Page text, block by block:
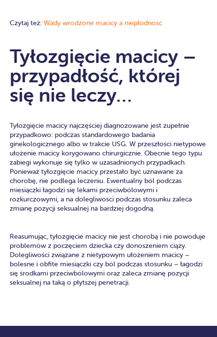
Czytaj też: Wady wrodzone macicy a niepłodność
Tyłozgięcie macicy –
przypadłość, której
się nie leczy…
Tyłozgięcie macicy najczęściej diagnozowane jest zupełnie
przypadkowo: podczas standardowego badania
ginekologicznego albo w trakcie USG. W przeszłości nietypowe
ułożenie macicy korygowano chirurgicznie. Obecnie tego typu
zabiegi wykonuje się tylko w uzasadnionych przypadkach.
Ponieważ tyłozgięcie macicy przestało być uznawane za
chorobę, nie podlega leczeniu. Ewentualny ból podczas
miesiączki łagodzi się lekami przeciwbólowymi i
rozkurczowymi, a na dolegliwości podczas stosunku zaleca
zmianę pozycji seksualnej na bardziej dogodną.
Reasumując, tyłozgięcie macicy nie jest chorobą i nie powoduje
problemów z poczęciem dziecka czy donoszeniem ciąży.
Dolegliwości związane z nietypowym ułożeniem macicy –
bolesne i obfite miesiączki czy ból podczas stosunku – łagodzi
się środkami przeciwbólowymi oraz zaleca zmianę pozycji
seksualnej na taką o płytszej penetracji.